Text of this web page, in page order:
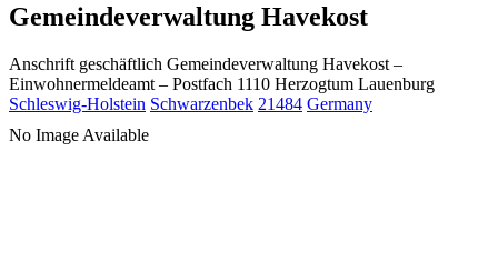
Gemeindeverwaltung Havekost
Anschrift geschäftlich Gemeindeverwaltung Havekost –
Einwohnermeldeamt – Postfach 1110 Herzogtum Lauenburg
Schleswig-Holstein Schwarzenbek 21484 Germany
No Image Available